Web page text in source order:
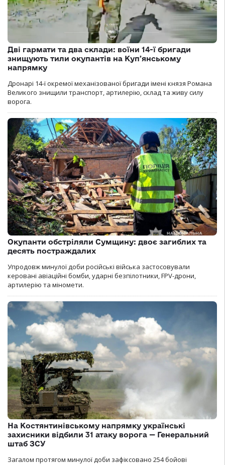
Дві гармати та два склади: воїни 14-ї бригади
знищують тили окупантів на Купʼянському
напрямку
Дронарі 14-ї окремої механізованої бригади імені князя Романа
Великого знищили транспорт, артилерію, склад та живу силу
ворога.
Окупанти обстріляли Сумщину: двоє загиблих та
десять постраждалих
Упродовж минулої доби російські війська застосовували
керовані авіаційні бомби, ударні безпілотники, FPV-дрони,
артилерію та міномети.
На Костянтинівському напрямку українські
захисники відбили 31 атаку ворога — Генеральний
штаб ЗСУ
Загалом протягом минулої доби зафіксовано 254 бойові